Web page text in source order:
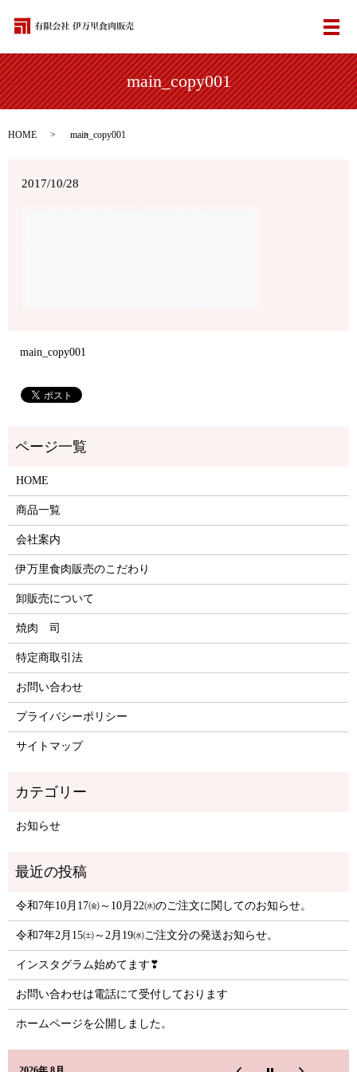
メ
main_copy001
HOME main_copy001
2017/10/28
main_copy001
HOME
商品一覧
会社案内
伊万里食肉販売のこだわり
卸販売について
焼肉 司
特定商取引法
お問い合わせ
プライバシーポリシー
サイトマップ
お知らせ
令和7年10月17㈮～10月22㈬のご注文に関してのお知らせ。
令和7年2月15㈯～2月19㈬ご注文分の発送お知らせ。
インスタグラム始めてます❣
お問い合わせは電話にて受付しております
ホームページを公開しました。